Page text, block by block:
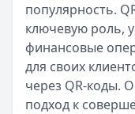
популярность.
ключевую роль,
финансовые
для своих
через QR-коды.
подход к